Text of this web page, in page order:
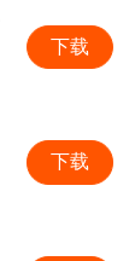
下载
下载